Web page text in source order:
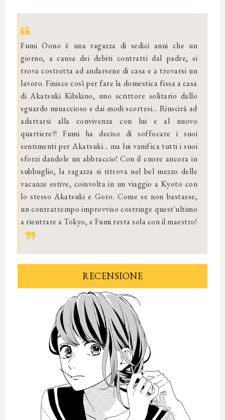
Fumi Oono è una ragazza di sedici anni che un
giorno, a causa dei debiti contratti dal padre, si
trova costretta ad andarsene di casa e a trovarsi un
lavoro. Finisce così per fare la domestica fissa a casa
di Akatsuki Kibikino, uno scrittore solitario dallo
sguardo minaccioso e dai modi scortesi... Riuscirà ad
adattarsi alla convivenza con lui e al nuovo
quartiere?! Fumi ha deciso di soffocare i suoi
sentimenti per Akatsuki... ma lui vanifica tutti i suoi
sforzi dandole un abbraccio! Con il cuore ancora in
subbuglio, la ragazza si ritrova nel bel mezzo delle
vacanze estive, coinvolta in un viaggio a Kyoto con
lo stesso Akatsuki e Goro. Come se non bastasse,
un contrattempo improvviso costringe quest'ultimo
a rientrare a Tokyo, e Fumi resta sola con il maestro!
RECENSIONE